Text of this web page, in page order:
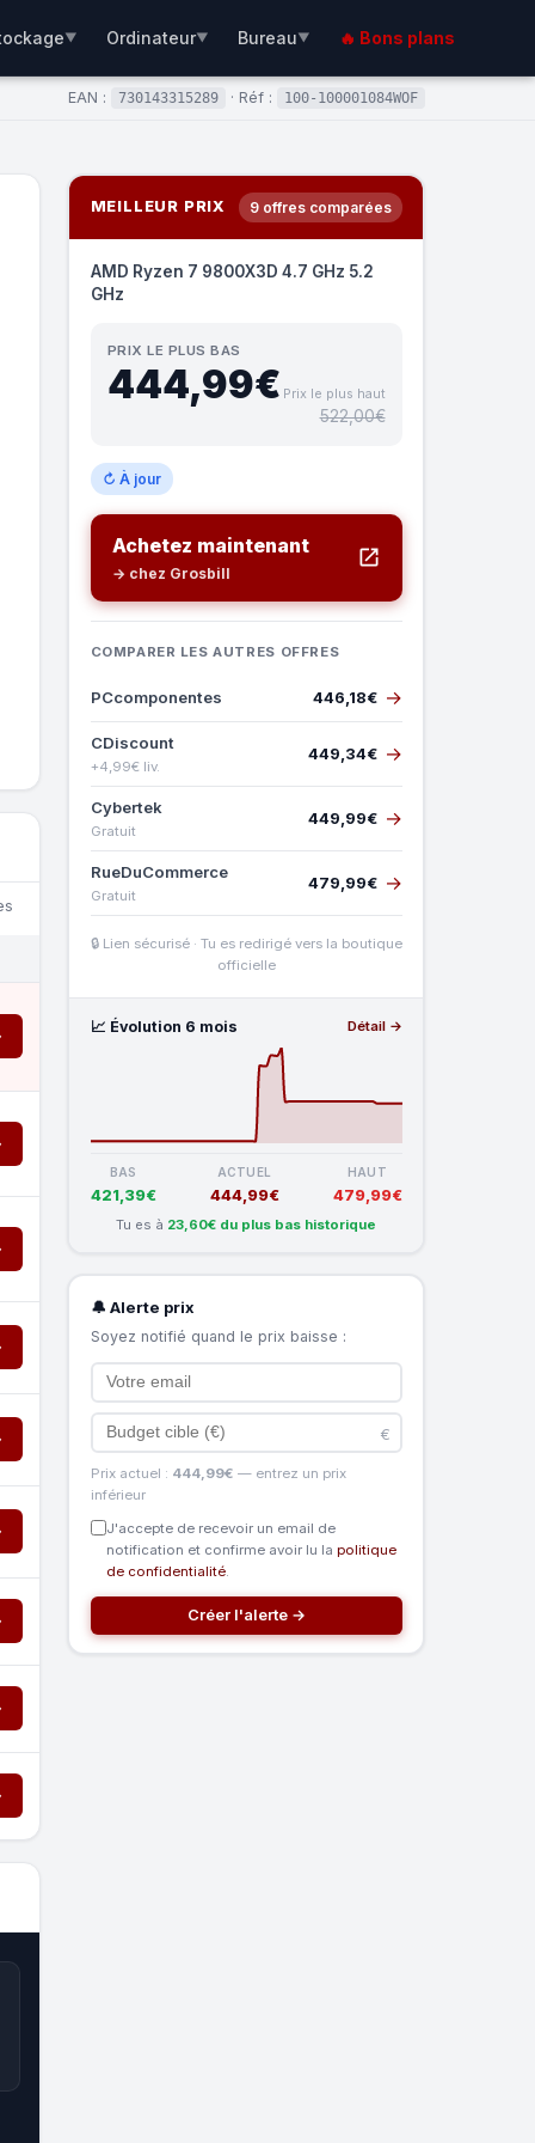
▼ Ordinateur▼ Bureau▼ 🔥 Bons plans
EAN : 730143315289 · Réf : 100-100001084WOF
MEILLEUR PRIX 9 offres comparées
AMD Ryzen 7 9800X3D 4.7 GHz 5.2
GHz
PRIX LE PLUS BAS
444,99€ Prix le plus haut
522,00€
↻ À jour
Achetez maintenant
→ chez Grosbill
COMPARER LES AUTRES OFFRES
PCcomponentes 446,18€ →
CDiscount
+4,99€ liv.
449,34€ →
Cybertek
Gratuit
449,99€ →
RueDuCommerce
Gratuit
479,99€ →
🔒 Lien sécurisé · Tu es redirigé vers la boutique
officielle
📈 Évolution 6 mois Détail →
BAS
421,39€
ACTUEL
444,99€
HAUT
479,99€
Tu es à 23,60€ du plus bas historique
🔔 Alerte prix
Soyez notifié quand le prix baisse :
€
Prix actuel : 444,99€ — entrez un prix
inférieur
J'accepte de recevoir un email de
notification et confirme avoir lu la politique
de confidentialité.
Créer l'alerte →